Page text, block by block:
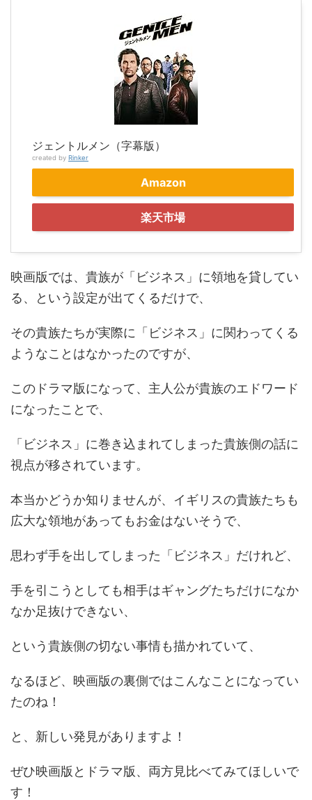
ジェントルメン（字幕版）
created by Rinker
Amazon
楽天市場
映画版では、貴族が「ビジネス」に領地を貸してい
る、という設定が出てくるだけで、
その貴族たちが実際に「ビジネス」に関わってくる
ようなことはなかったのですが、
このドラマ版になって、主人公が貴族のエドワード
になったことで、
「ビジネス」に巻き込まれてしまった貴族側の話に
視点が移されています。
本当かどうか知りませんが、イギリスの貴族たちも
広大な領地があってもお金はないそうで、
思わず手を出してしまった「ビジネス」だけれど、
手を引こうとしても相手はギャングたちだけになか
なか足抜けできない、
という貴族側の切ない事情も描かれていて、
なるほど、映画版の裏側ではこんなことになってい
たのね！
と、新しい発見がありますよ！
ぜひ映画版とドラマ版、両方見比べてみてほしいで
す！